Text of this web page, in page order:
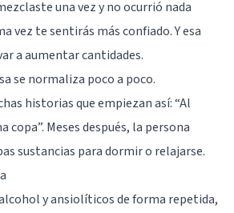
una vez y no ocurrió nada
vez te sentirás más confiado. Y esa
a aumentar cantidades.
se normaliza poco a poco.
historias que empiezan así: “Al
copa”. Meses después, la persona
sustancias para dormir o relajarse.
y ansiolíticos de forma repetida,